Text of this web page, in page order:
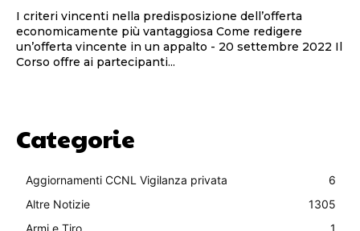
I criteri vincenti nella predisposizione dell’offerta
economicamente più vantaggiosa Come redigere
un’offerta vincente in un appalto - 20 settembre 2022 Il
Corso offre ai partecipanti...
Categorie
Aggiornamenti CCNL Vigilanza privata
6
Altre Notizie
1305
Armi e Tiro
1